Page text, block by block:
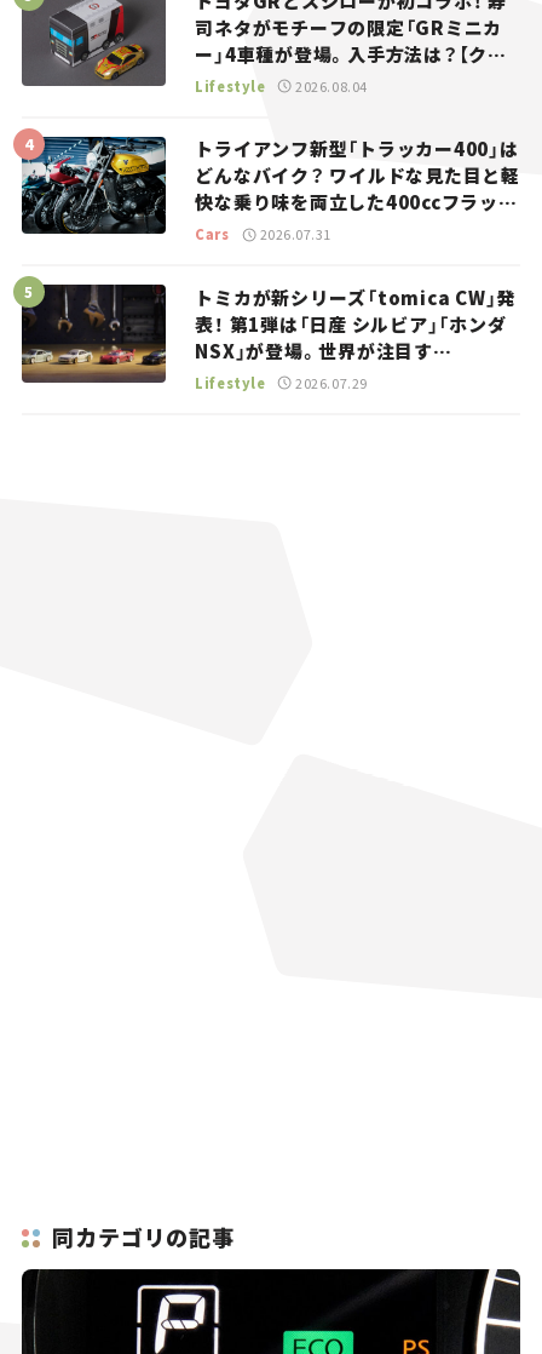
司ネタがモチーフの限定「GRミニカ
ー」4車種が登場。入手方法は？【クル
マとホビー】
Lifestyle 2026.08.04
トライアンフ新型「トラッカー400」は
どんなバイク？ ワイルドな見た目と軽
快な乗り味を両立した400ccフラット
トラッカー【試乗レビュー】
Cars 2026.07.31
トミカが新シリーズ「tomica CW」発
表！ 第1弾は「日産 シルビア」「ホンダ
NSX」が登場。世界が注目す
る“JDM”に焦点【クルマとホビー】
Lifestyle 2026.07.29
同カテゴリの記事